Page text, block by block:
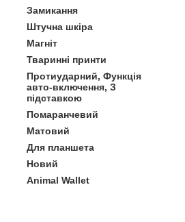
Замикання
Штучна шкіра
Магніт
Тваринні принти
Протиударний, Функція
авто-включення, З
підставкою
Помаранчевий
Матовий
Для планшета
Новий
Animal Wallet